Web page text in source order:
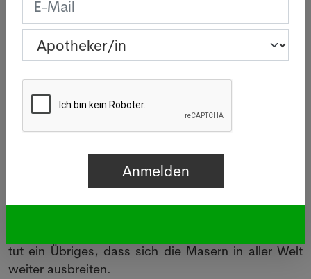
die WHO beklagt. So erkrankten im armen
ostafrikanischen Inselstaat Madagaskar zwischen
September 2018 und Februar 2019 etwa 77'000
Menschen. Mehr als 900 Patienten starben, die
meisten Opfer waren Kinder.
Die WHO und Unicef unterstützten im Februar eine
ist. In Venezuela führte die akute Versorgungskrise
tut ein Übriges, dass sich die Masern in aller Welt
weiter ausbreiten.